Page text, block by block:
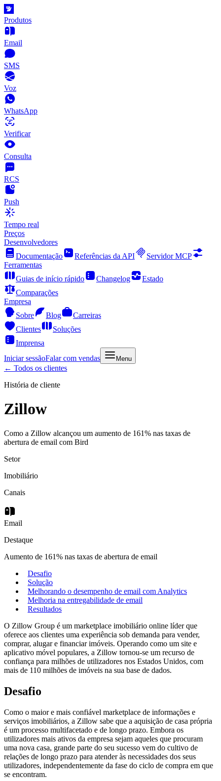
Produtos
Email
SMS
Voz
WhatsApp
Verificar
Consulta
RCS
Push
Tempo real
Preços
Desenvolvedores
Documentação
Referências da API
Servidor MCP
Ferramentas
Guias de início rápido
Changelog
Estado
Comparações
Empresa
Sobre
Blog
Carreiras
Clientes
Soluções
Imprensa
Iniciar sessãoFalar com vendas Menu
← Todos os clientes
História de cliente
Zillow
Como a Zillow alcançou um aumento de 161% nas taxas de
abertura de email com Bird
Setor
Imobiliário
Canais
Email
Destaque
Aumento de 161% nas taxas de abertura de email
Desafio
Solução
Melhorando o desempenho de email com Analytics
Melhoria na entregabilidade de email
Resultados
O Zillow Group é um marketplace imobiliário online líder que
oferece aos clientes uma experiência sob demanda para vender,
comprar, alugar e financiar imóveis. Operando como um site e
aplicativo móvel populares, a Zillow tornou-se um recurso de
confiança para milhões de utilizadores nos Estados Unidos, com
mais de 110 milhões de imóveis na sua base de dados.
Desafio
Como o maior e mais confiável marketplace de informações e
serviços imobiliários, a Zillow sabe que a aquisição de casa própria
é um processo multifacetado e de longo prazo. Embora os
utilizadores mais ativos da empresa sejam aqueles que procuram
uma nova casa, grande parte do seu sucesso vem do cultivo de
relações de longo prazo para atender às necessidades dos seus
utilizadores, independentemente da fase do ciclo de compra em que
se encontram.